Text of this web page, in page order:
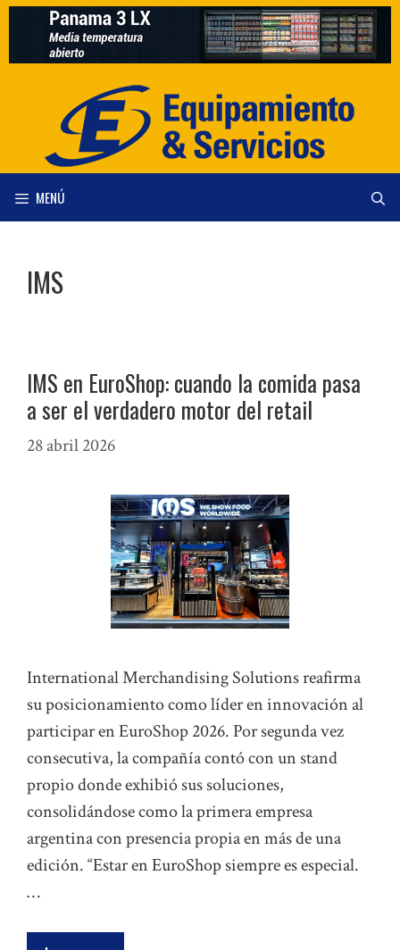
Saltar
contenido
MENÚ
IMS
IMS en EuroShop: cuando la comida pasa
a ser el verdadero motor del retail
28 abril 2026
International Merchandising Solutions reafirma
su posicionamiento como líder en innovación al
participar en EuroShop 2026. Por segunda vez
consecutiva, la compañía contó con un stand
propio donde exhibió sus soluciones,
consolidándose como la primera empresa
argentina con presencia propia en más de una
edición. “Estar en EuroShop siempre es especial.
…